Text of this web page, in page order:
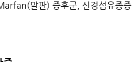
말판) 증후군, 신경섬유종